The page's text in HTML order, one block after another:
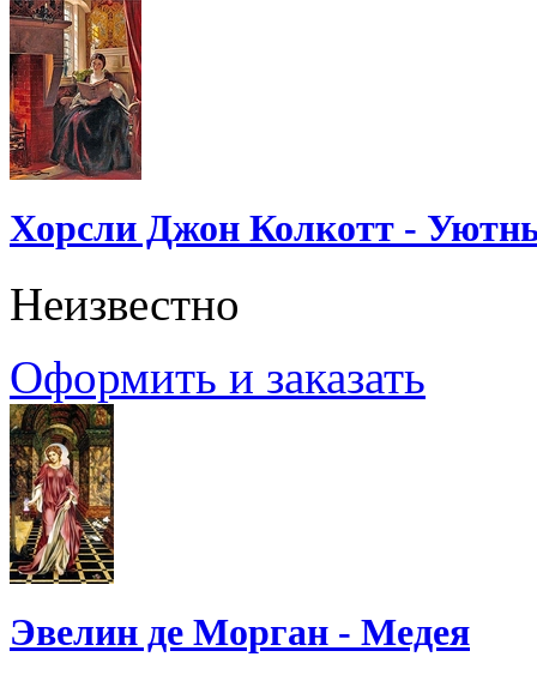
Хорсли Джон Колкотт -
Неизвестно
Оформить и заказать
Эвелин де Морган - Медея